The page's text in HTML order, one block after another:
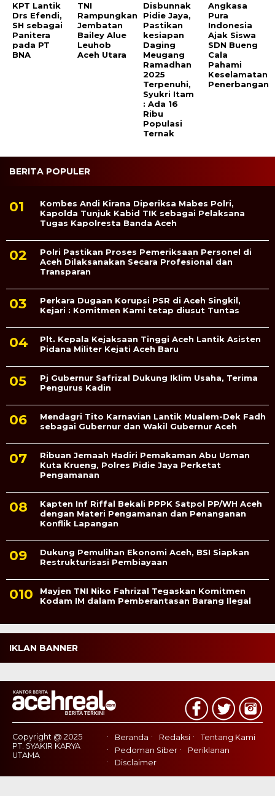
KPT Lantik
Drs Efendi,
SH sebagai
Panitera
pada PT
BNA
TNI
Rampungkan
Jembatan
Bailey Alue
Leuhob
Aceh Utara
Disbunnak
Pidie Jaya,
Pastikan
kesiapan
Daging
Meugang
Ramadhan
2025
Terpenuhi,
Syukri Itam
: Ada 16
Ribu
Populasi
Ternak
Angkasa
Pura
Indonesia
Ajak Siswa
SDN Bueng
Cala
Pahami
Keselamatan
Penerbangan
BERITA POPULER
Kombes Andi Kirana Diperiksa Mabes Polri,
Kapolda Tunjuk Kabid TIK sebagai Pelaksana
Tugas Kapolresta Banda Aceh
Polri Pastikan Proses Pemeriksaan Personel di
Aceh Dilaksanakan Secara Profesional dan
Transparan
Perkara Dugaan Korupsi PSR di Aceh Singkil,
Kejari : Komitmen Kami tetap diusut Tuntas
Plt. Kepala Kejaksaan Tinggi Aceh Lantik Asisten
Pidana Militer Kejati Aceh Baru
Pj Gubernur Safrizal Dukung Iklim Usaha, Terima
Pengurus Kadin
Mendagri Tito Karnavian Lantik Mualem-Dek Fadh
sebagai Gubernur dan Wakil Gubernur Aceh
Ribuan Jemaah Hadiri Pemakaman Abu Usman
Kuta Krueng, Polres Pidie Jaya Perketat
Pengamanan
Kapten Inf Riffal Bekali PPPK Satpol PP/WH Aceh
dengan Materi Pengamanan dan Penanganan
Konflik Lapangan
Dukung Pemulihan Ekonomi Aceh, BSI Siapkan
Restrukturisasi Pembiayaan
Mayjen TNI Niko Fahrizal Tegaskan Komitmen
Kodam IM dalam Pemberantasan Barang Ilegal
IKLAN BANNER
Copyright @ 2025
PT. SYAKIR KARYA
UTAMA
Beranda Redaksi
Tentang Kami
Pedoman Siber
Periklanan
Disclaimer